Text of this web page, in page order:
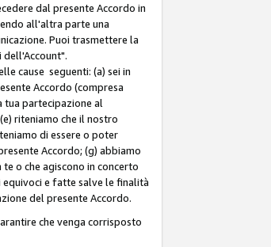
dal presente Accordo in
all'altra parte una
Puoi trasmettere la
dell'Account".
cause seguenti: (a) sei in
Accordo (compresa
tua partecipazione al
riteniamo che il nostro
di essere o poter
Accordo; (g) abbiamo
o che agiscono in concerto
equivoci e fatte salve le finalità
del presente Accordo.
che venga corrisposto